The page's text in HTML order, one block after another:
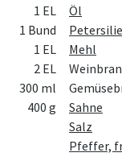
1 EL
Öl
1 Bund
Petersilie
1 EL
Mehl
2 EL
300 ml
400 g
Sahne
Salz
Pfeffer,